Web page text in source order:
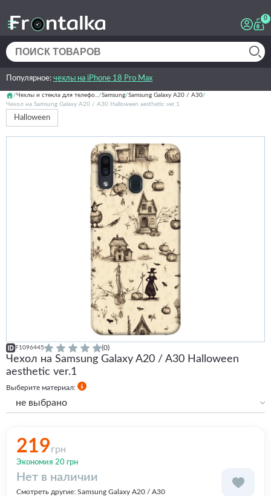
0
Популярное: чехлы на iPhone 18 Pro Max
Чехлы и стекла для телефо... Samsung Samsung Galaxy A20 / A30
Чехол на Samsung Galaxy A20 / A30 Halloween aesthetic ver.1
Halloween
F1096445 (0)
Чехол на Samsung Galaxy A20 / A30 Halloween
aesthetic ver.1
Выберите материал:
не выбрано
Силиконовый с бортами
219грн
Экономия 20 грн
Нет в наличии
Смотреть другие: Samsung Galaxy A20 / A30